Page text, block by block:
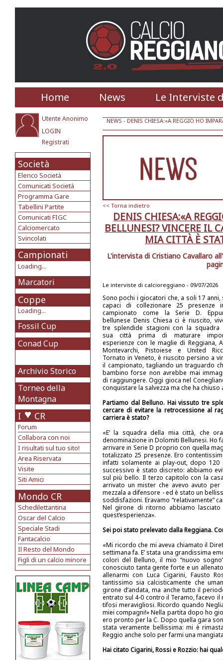
Home News Le Interviste
Utente Anonimo
LOGIN
Registrati
Società
Elenco Società
Comunicati Società
Programma Gare
Tabellini Partite
Comunicati FIGC
Calciomercato
Svincolati
Campionati
Loading...
Marcatori
Coppe
Loading...
Fossil Cup
Conad Cup
Archivio Storico
Torneo della
Montagna
I CR
Forum
Collabora con noi
I risultati sul tuo sito!
Area Riservata
Visite
Siti Amici
Mondo CR
Schedilettantina
Oscar del Calcio
Speciale Stadi
Fantacalcio
Il Resto del Mondo
Figli di un calcio minore
NEWS - DENIS CHIESA:«A REGGIO HO
<< Torna indietro
DENIS CHIESA:«A
BELLUNESI? VINCERE IL
MIA CITTÀ È
L'intervista di Cristiano Cavallaro
Le interviste di calcioreggiano - 09/07/2026
Sono pochi i giocatori che, a soli 17 anni,
capaci di collezionare 25 presenze
campionato come la Serie D.
bellunese Denis Chiesa ci è riuscito,
tre splendide stagioni con la squadra
sua città prima di maturare
esperienze con le maglie di Reggiana,
Montevarchi, Pistoiese e United
Tornato in Veneto, è riuscito persino a
il campionato, tagliando un traguardo
bambino forse non avrebbe mai
di raggiungere. Oggi gioca nel
conquistare la salvezza ma che ha
Partiamo dal Belluno. Hai vissuto tre
cercare di evitare la retrocessione al
carriera è stato?
«E’ la squadra della mia città, che
denominazione in Dolomiti Bellunesi.
arrivare in Serie D proprio con quella
totalizzato 25 presenze. Ero
infatti solamente ai play-out, dopo
successivo è stato discreto: abbiamo
sul più bello. Il terzo capitolo con la
arrivato un mister che avevo avuto
mezzala a difensore - ed è stato un
soddisfazioni. Eravamo “relativamente”
Nel girone di ritorno abbiamo
quest’esperienza».
Sei poi stato prelevato dalla Reggiana.
«Mi ricordo che mi aveva chiamato il
settimana fa. E’ stata una grandissima
colori del Belluno, il mio “nuovo
conosciuto tanta gente forte e un
allenarmi con Luca Cigarini, Fausto
tantissimo sia calcisticamente che
girone d’andata, ma anche tutto il
entrato sul 4-0 contro il Teramo, facevo
tifosi meravigliosi. Ricordo quando
miei compagni!» Nella partita dopo ho
ero pronto per la C. Dopo quella gara
stata veramente bellissima: mi è
Reggio anche solo per farmi una
Hai citato Cigarini, Rossi e Rozzio: hai